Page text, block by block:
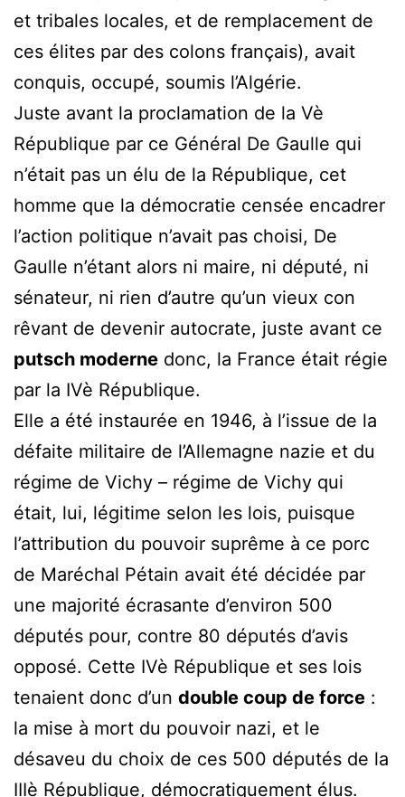
et tribales locales, et de remplacement de
ces élites par des colons français), avait
conquis, occupé, soumis l’Algérie.
Juste avant la proclamation de la Vè
République par ce Général De Gaulle qui
n’était pas un élu de la République, cet
homme que la démocratie censée encadrer
l’action politique n’avait pas choisi, De
Gaulle n’étant alors ni maire, ni député, ni
sénateur, ni rien d’autre qu’un vieux con
rêvant de devenir autocrate, juste avant ce
putsch moderne donc, la France était régie
par la IVè République.
Elle a été instaurée en 1946, à l’issue de la
défaite militaire de l’Allemagne nazie et du
régime de Vichy – régime de Vichy qui
était, lui, légitime selon les lois, puisque
l’attribution du pouvoir suprême à ce porc
de Maréchal Pétain avait été décidée par
une majorité écrasante d’environ 500
députés pour, contre 80 députés d’avis
opposé. Cette IVè République et ses lois
tenaient donc d’un double coup de force :
la mise à mort du pouvoir nazi, et le
désaveu du choix de ces 500 députés de la
IIIè République, démocratiquement élus.